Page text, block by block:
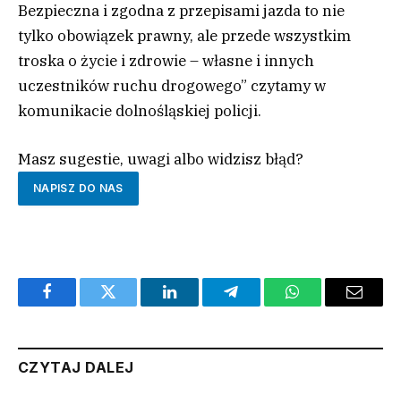
Bezpieczna i zgodna z przepisami jazda to nie
tylko obowiązek prawny, ale przede wszystkim
troska o życie i zdrowie – własne i innych
uczestników ruchu drogowego” czytamy w
komunikacie dolnośląskiej policji.
Masz sugestie, uwagi albo widzisz błąd?
NAPISZ DO NAS
FacebookTwitter LinkedInTelegramWhatsAppEmail
CZYTAJ DALEJ